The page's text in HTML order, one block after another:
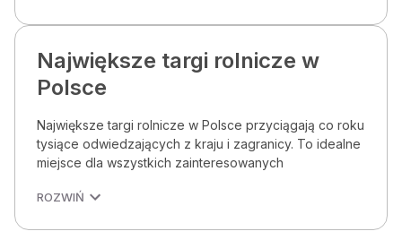
Największe targi rolnicze w
Polsce
Największe targi rolnicze w Polsce przyciągają co roku
tysiące odwiedzających z kraju i zagranicy. To idealne
miejsce dla wszystkich zainteresowanych
ROZWIŃ